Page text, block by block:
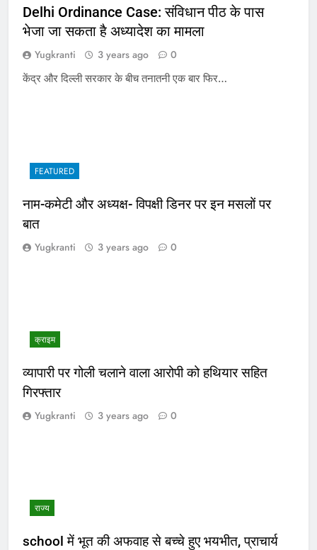
Delhi Ordinance Case: संविधान पीठ के पास
भेजा जा सकता है अध्यादेश का मामला
Yugkranti 3 years ago 0
केंद्र और दिल्ली सरकार के बीच तनातनी एक बार फिर…
FEATURED
नाम-कमेटी और अध्यक्ष- विपक्षी डिनर पर इन मसलों पर
बात
Yugkranti 3 years ago 0
क्राइम
व्यापारी पर गोली चलाने वाला आरोपी को हथियार सहित
गिरफ्तार
Yugkranti 3 years ago 0
राज्य
school में भूत की अफवाह से बच्चे हुए भयभीत, प्राचार्य